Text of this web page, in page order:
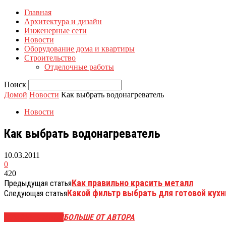
Главная
Архитектура и дизайн
Инженерные сети
Новости
Оборудование дома и квартиры
Строительство
Отделочные работы
Поиск
Домой Новости Как выбрать водонагреватель
Новости
Как выбрать водонагреватель
10.03.2011
0
420
Предыдущая статьяКак правильно красить металл
Следующая статьяКакой фильтр выбрать для готовой
БОЛЬШЕ ОТ АВТОРА